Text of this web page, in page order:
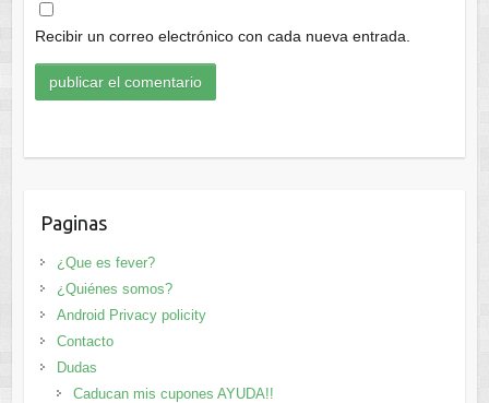
Recibir un correo electrónico con cada nueva entrada.
Paginas
¿Que es fever?
¿Quiénes somos?
Android Privacy policity
Contacto
Dudas
Caducan mis cupones AYUDA!!